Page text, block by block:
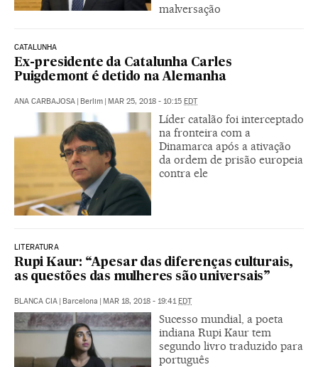
malversação
CATALUNHA
Ex-presidente da Catalunha Carles
Puigdemont é detido na Alemanha
ANA CARBAJOSA | Berlim | MAR 25, 2018 - 10:15 EDT
Líder catalão foi interceptado
na fronteira com a
Dinamarca após a ativação
da ordem de prisão europeia
contra ele
LITERATURA
Rupi Kaur: “Apesar das diferenças culturais,
as questões das mulheres são universais”
BLANCA CIA | Barcelona | MAR 18, 2018 - 19:41EDT
Sucesso mundial, a poeta
indiana Rupi Kaur tem
segundo livro traduzido para
português